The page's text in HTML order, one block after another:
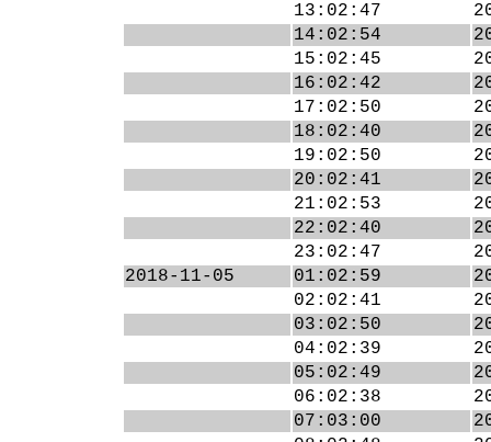
13:02:47
14:02:54
15:02:45
16:02:42
17:02:50
18:02:40
19:02:50
20:02:41
21:02:53
22:02:40
23:02:47
2018-11-05
01:02:59
02:02:41
03:02:50
04:02:39
05:02:49
06:02:38
07:03:00